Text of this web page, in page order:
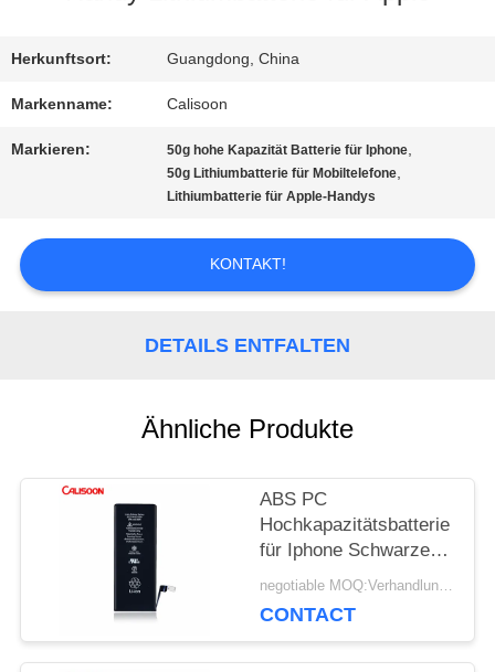
TOUR
REFERENZEN
SITEMAP
Herkunftsort: Guangdong, China
Markenname: Calisoon
Markieren: 50g hohe Kapazität Batterie für Iphone,
50g Lithiumbatterie für Mobiltelefone,
Lithiumbatterie für Apple-Handys
KONTAKT!
DETAILS ENTFALTEN
Ähnliche Produkte
ABS PC
Hochkapazitätsbatterie
für Iphone Schwarze
Lithium-Ionenbatterie
negotiable MOQ:Verhandlungsfähig
CONTACT